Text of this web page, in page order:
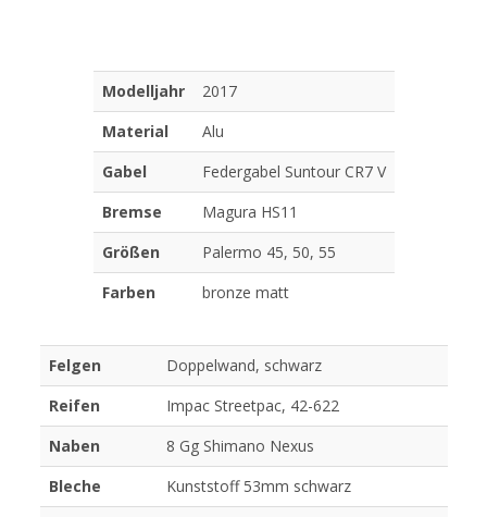
Modelljahr
2017
Material
Alu
Gabel
Federgabel Suntour CR7 V
Bremse
Magura HS11
Größen
Palermo 45, 50, 55
Farben
bronze matt
Felgen
Doppelwand, schwarz
Reifen
Impac Streetpac, 42-622
Naben
8 Gg Shimano Nexus
Bleche
Kunststoff 53mm schwarz